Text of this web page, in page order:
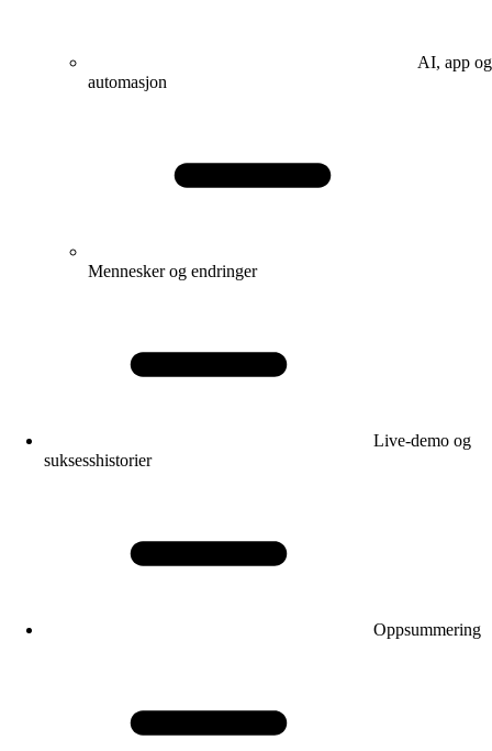
AI, app og
automasjon
Mennesker og endringer
Live-demo og
suksesshistorier
Oppsummering